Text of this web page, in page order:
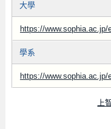
大學
https://www.sophia.ac.jp/
學系
https://
上